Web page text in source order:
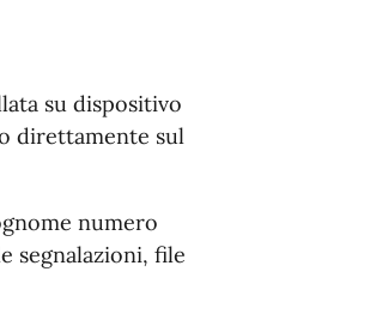
su dispositivo
direttamente sul
numero
segnalazioni, file